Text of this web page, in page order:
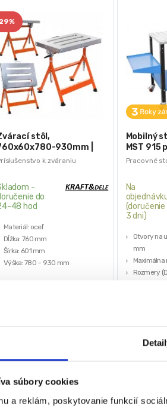
súbory cookies
a reklám, poskytovanie funkcií
k zváraniu
29%
stôl,
930mm |
-
do
48 hod
Materiál: oceľ
Dĺžka: 760 mm
Šírka: 601 mm
Výška: 780 – 930 mm
★★★★
Pracovné
Mobilný
MST 915
BGU-
Na
3 dni)
Otvory na
mm
Rozmery
(134,15€
★★
sa 2 výsledky